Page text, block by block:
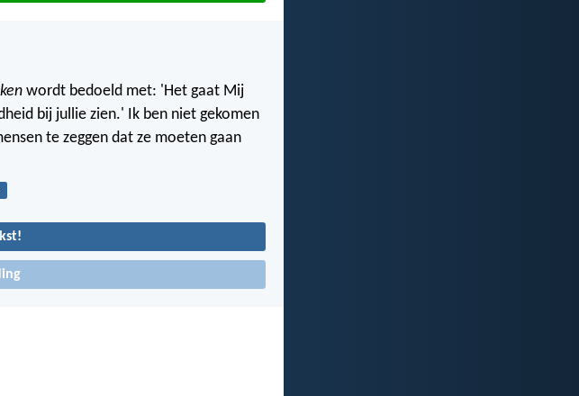
wordt bedoeld met: 'Het gaat Mij
bij jullie zien.' Ik ben niet gekomen
te zeggen dat ze moeten gaan